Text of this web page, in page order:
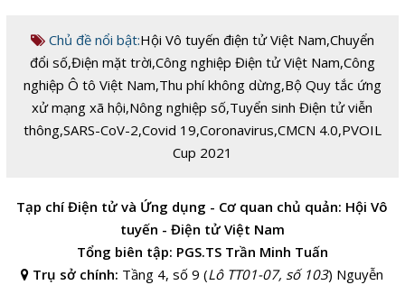
Chủ đề nổi bật:Hội Vô tuyến điện tử Việt Nam,Chuyển
đổi số,Điện mặt trời,Công nghiệp Điện tử Việt Nam,Công
nghiệp Ô tô Việt Nam,Thu phí không dừng,Bộ Quy tắc ứng
xử mạng xã hội,Nông nghiệp số,Tuyển sinh Điện tử viễn
thông,SARS-CoV-2,Covid 19,Coronavirus,CMCN 4.0,PVOIL
Cup 2021
Tạp chí Điện tử và Ứng dụng - Cơ quan chủ quản: Hội Vô
tuyến - Điện tử Việt Nam
Tổng biên tập: PGS.TS Trần Minh Tuấn
Trụ sở chính: Tầng 4, số 9 (Lô TT01-07, số 103) Nguyễn